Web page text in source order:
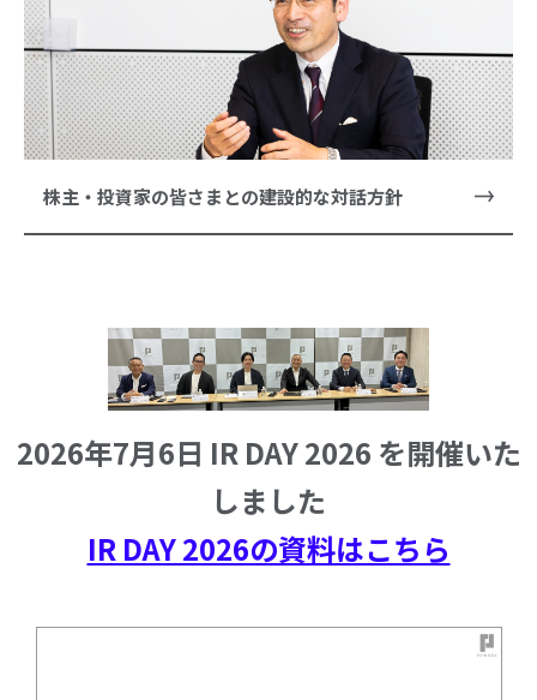
株主・投資家の皆さまとの建設的な対話方針
2026年7月6日 IR DAY 2026 を開催いた
しました
IR DAY 2026の資料はこちら